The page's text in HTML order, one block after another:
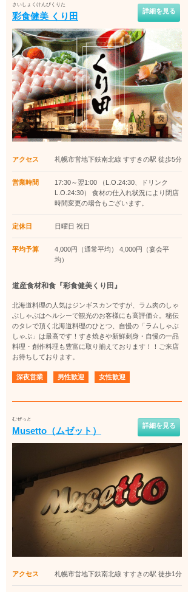
さいしょくけんびくりた
彩食健美 くり田 詳細を見る
アクセス 札幌市営地下鉄南北線 すすきの駅 徒歩5分
営業時間
17:30～翌1:00 （L.O.24:30、ドリンク
L.O.24:30） 食材の仕入れ状況により閉店
時間変更の場合もございます。
定休日 日曜日 祝日
平均予算
4,000円（通常平均） 4,000円（宴会平
均）
道産食材和食『彩食健美くり田』
北海道料理の人気はジンギスカンですが、ラム肉のしゃ
ぶしゃぶはヘルシーで観光のお客様にも高評価☆。秘伝
のタレで頂く北海道料理のひとつ、自慢の「ラムしゃぶ
しゃぶ」は最高です！すき焼きや新鮮刺身・自慢の一品
料理・創作料理も豊富に取り揃えております！！ご来店
お待ちしております。
深夜営業 男性歓迎 女性歓迎
むぜっと
Musetto（ムゼット） 詳細を見る
アクセス 札幌市営地下鉄南北線 すすきの駅 徒歩1分